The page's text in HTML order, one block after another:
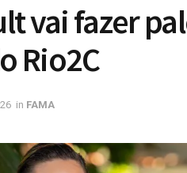
vai fazer
Rio2C
in FAMA